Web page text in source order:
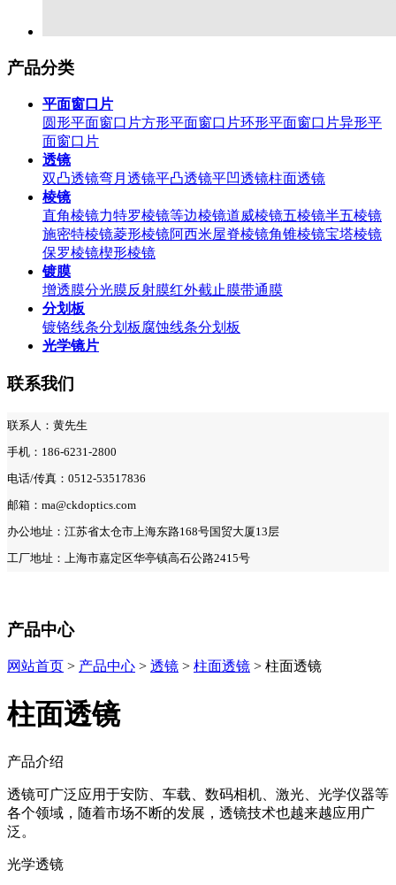
产品分类
平面窗口片
圆形平面窗口片方形平面窗口片环形平面窗口片异形平
面窗口片
透镜
双凸透镜弯月透镜平凸透镜平凹透镜柱面透镜
棱镜
直角棱镜力特罗棱镜等边棱镜道威棱镜五棱镜半五棱镜
施密特棱镜菱形棱镜阿西米屋脊棱镜角锥棱镜宝塔棱镜
保罗棱镜楔形棱镜
镀膜
增透膜分光膜反射膜红外截止膜带通膜
分划板
镀铬线条分划板腐蚀线条分划板
光学镜片
联系我们
联系人：黄先生
手机：186-6231-2800
电话/传真：0512-53517836
邮箱：ma@ckdoptics.com
办公地址：江苏省太仓市上海东路168号国贸大厦13层
工厂地址：上海市嘉定区华亭镇高石公路2415号
产品中心
网站首页 > 产品中心 > 透镜 > 柱面透镜 > 柱面透镜
柱面透镜
产品介绍
透镜可广泛应用于安防、车载、数码相机、激光、光学仪器等
各个领域，随着市场不断的发展，透镜技术也越来越应用广
泛。
光学透镜